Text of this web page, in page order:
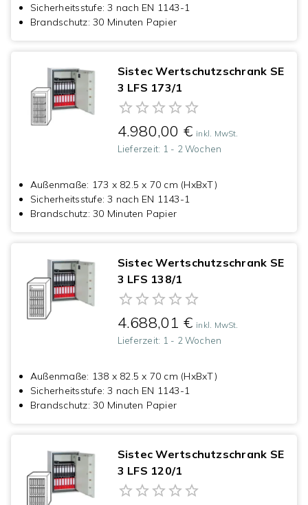
Sicherheitsstufe:3 nach EN 1143-1
Brandschutz:30 Minuten Papier
Sistec Wertschutzschrank SE
3 LFS 173/1
4.980,00 € inkl. MwSt.
Lieferzeit: 1 - 2 Wochen
Außenmaße: 173 x 82.5 x 70 cm (HxBxT)
Sicherheitsstufe:3 nach EN 1143-1
Brandschutz:30 Minuten Papier
Sistec Wertschutzschrank SE
3 LFS 138/1
4.688,01 € inkl. MwSt.
Lieferzeit: 1 - 2 Wochen
Außenmaße: 138 x 82.5 x 70 cm (HxBxT)
Sicherheitsstufe:3 nach EN 1143-1
Brandschutz:30 Minuten Papier
Sistec Wertschutzschrank SE
3 LFS 120/1